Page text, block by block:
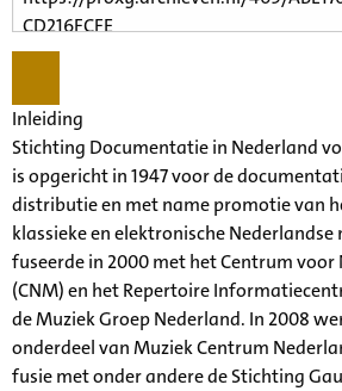
Inleiding
Stichting Documentatie in Nederland
is opgericht in 1947 voor de
distributie en met name promotie van
klassieke en elektronische Nederlandse
fuseerde in 2000 met het Centrum voor
(CNM) en het Repertoire
de Muziek Groep Nederland. In 2008
onderdeel van Muziek Centrum
fusie met onder andere de Stichting